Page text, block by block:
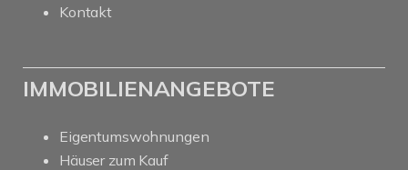
Kontakt
IMMOBILIENANGEBOTE
Eigentumswohnungen
Häuser zum Kauf